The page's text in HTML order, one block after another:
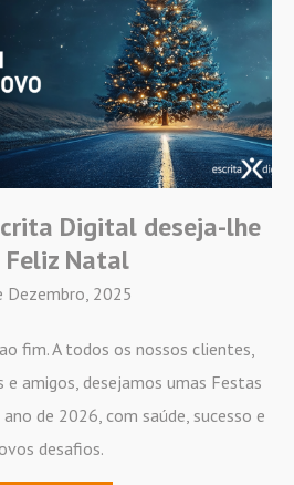
Digital deseja-lhe
Feliz Natal
Dezembro, 2025
fim. A todos os nossos clientes,
e amigos, desejamos umas Festas
de 2026, com saúde, sucesso e
desafios.